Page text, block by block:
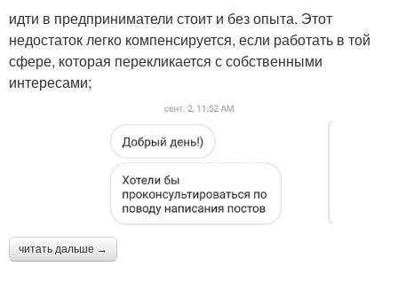
идти в предприниматели стоит и без опыта. Этот
недостаток легко компенсируется, если работать в той
сфере, которая перекликается с собственными
интересами;
читать дальше →